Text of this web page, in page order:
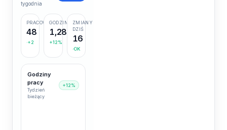
tygodnia
PRACOWNICY
48
+2
GODZINY
1,284
+12%
ZMIANY
DZIŚ
16
OK
Godziny
pracy
Tydzień
bieżący
+12%